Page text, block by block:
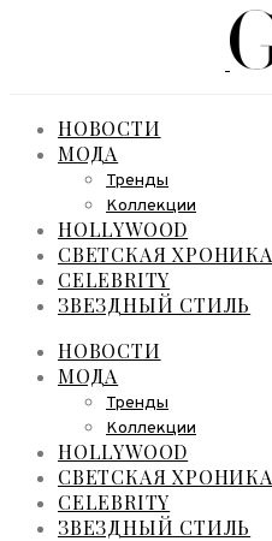
НОВОСТИ
МОДА
Тренды
Коллекции
HOLLYWOOD
СВЕТСКАЯ ХРОНИКА
CELEBRITY
ЗВЕЗДНЫЙ СТИЛЬ
НОВОСТИ
МОДА
Тренды
Коллекции
HOLLYWOOD
СВЕТСКАЯ ХРОНИКА
CELEBRITY
ЗВЕЗДНЫЙ СТИЛЬ